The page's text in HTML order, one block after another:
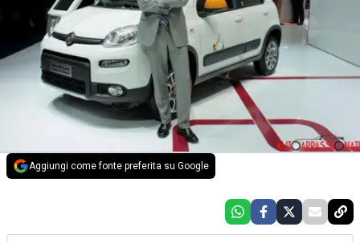
Aggiungi come fonte preferita su Google